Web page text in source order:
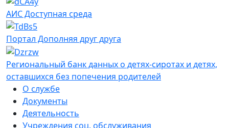
АИС Доступная среда
Портал Дополняя друг друга
Региональный банк данных о детях-сиротах и детях,
оставшихся без попечения родителей
О службе
Документы
Деятельность
Учреждения соц. обслуживания